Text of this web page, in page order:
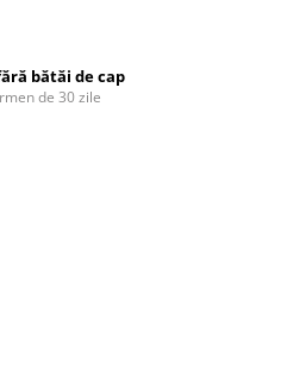
bătăi de cap
de 30 zile